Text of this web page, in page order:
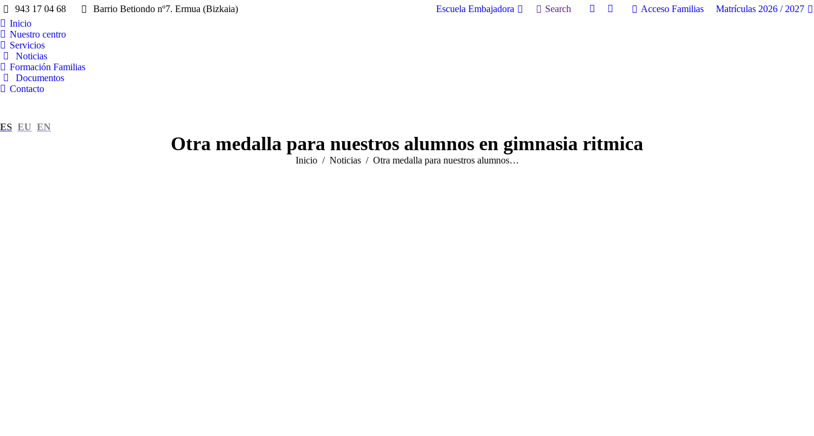
943 17 04 68 Barrio Betiondo nº7. Ermua (Bizkaia) Escuela Embajadora Buscar:
Search
FacebookTwitter
Acceso Familias
Matrículas 2026 / 2027
Inicio
Nuestro centro
Servicios
Noticias
Formación Familias
Documentos
Contacto
ES EU EN
Otra medalla para nuestros alumnos en gimnasia ritmica
Estás aquí:
Inicio Noticias Otra medalla para nuestros alumnos…